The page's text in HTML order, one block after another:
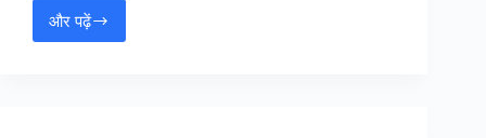
और पढ़ेंHaryana